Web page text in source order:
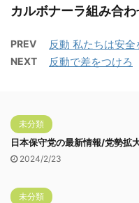
カルボナーラ組み合
PREV 反動 私たちは安全
NEXT 反動で差をつけろ
未分類
日本保守党の最新情報/党勢拡
2024/2/23
未分類